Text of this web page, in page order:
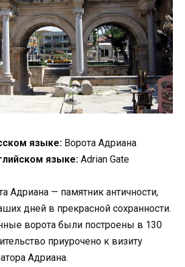
языке: Ворота Адриана
языке: Adrian Gate
Адриана — памятник античности,
дней в прекрасной сохранности.
ворота были построены в 130
приурочено к визиту
Адриана.